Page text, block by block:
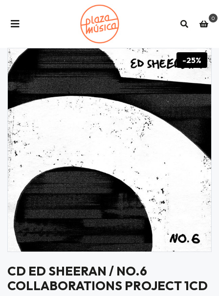
0
-25%
CD ED SHEERAN / NO.6
COLLABORATIONS PROJECT 1CD